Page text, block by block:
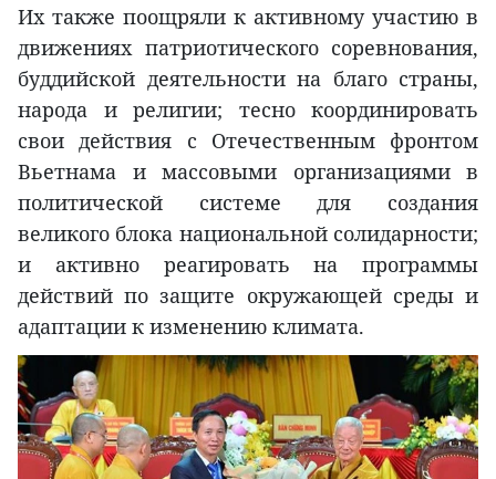
Их также поощряли к активному участию в
движениях патриотического соревнования,
буддийской деятельности на благо страны,
народа и религии; тесно координировать
свои действия с Отечественным фронтом
Вьетнама и массовыми организациями в
политической системе для создания
великого блока национальной солидарности;
и активно реагировать на программы
действий по защите окружающей среды и
адаптации к изменению климата.